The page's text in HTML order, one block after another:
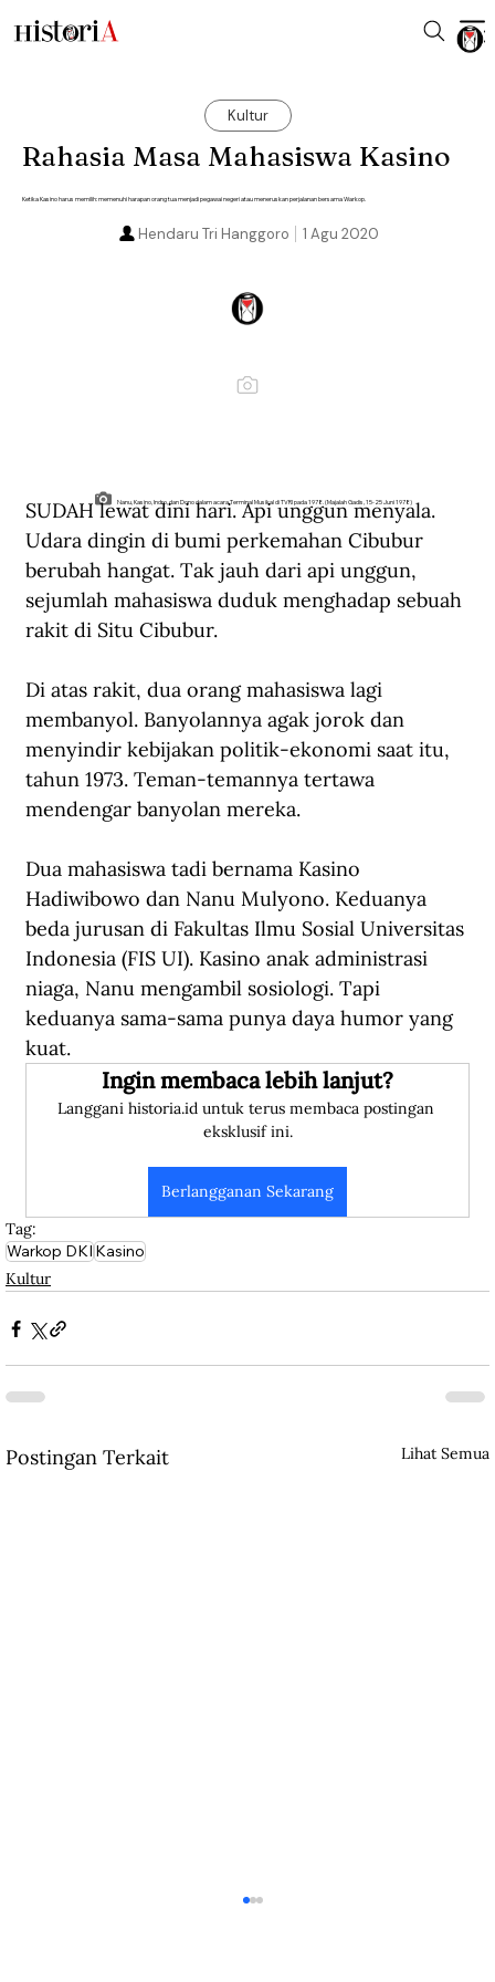
Kultur
Rahasia Masa Mahasiswa Kasino
Ketika Kasino harus memilih: memenuhi harapan orang tua menjadi pegawai negeri atau meneruskan perjalanan bersama Warkop.
1 Agu 2020
Hendaru Tri Hanggoro
Nanu, Kasino, Indro, dan Dono dalam acara Terminal Musikal di TVRI pada 1978. (Majalah Gadis, 15-25 Juni 1978)
SUDAH lewat dini hari. Api unggun menyala.
Udara dingin di bumi perkemahan Cibubur
berubah hangat. Tak jauh dari api unggun,
sejumlah mahasiswa duduk menghadap sebuah
rakit di Situ Cibubur.
Di atas rakit, dua orang mahasiswa lagi
membanyol. Banyolannya agak jorok dan
menyindir kebijakan politik-ekonomi saat itu,
tahun 1973. Teman-temannya tertawa
mendengar banyolan mereka.
Dua mahasiswa tadi bernama Kasino
Hadiwibowo dan Nanu Mulyono. Keduanya
beda jurusan di Fakultas Ilmu Sosial Universitas
Indonesia (FIS UI). Kasino anak administrasi
niaga, Nanu mengambil sosiologi. Tapi
keduanya sama-sama punya daya humor yang
kuat.
Ingin membaca lebih lanjut?
Langgani historia.id untuk terus membaca postingan
eksklusif ini.
Berlangganan Sekarang
Tag:
Warkop DKIKasino
Kultur
Postingan Terkait Lihat Semua